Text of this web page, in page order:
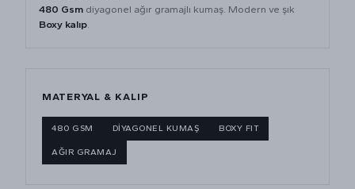
480 Gsm diyagonel ağır gramajlı kumaş. Modern ve şık
Boxy kalıp.
MATERYAL & KALIP
480 GSM DİYAGONEL KUMAŞ BOXY FIT
AĞIR GRAMAJ